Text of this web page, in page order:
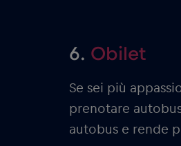
6. Obilet
Se sei più
prenotare
autobus e rende